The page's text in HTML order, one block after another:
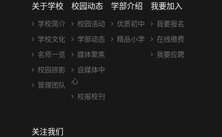
关于学校
学校简介
学校文化
名师一览
校园掠影
管理团队
校园动态
校园活动
学部动态
媒体聚焦
自媒体中
心
校报校刊
学部介绍
优质初中
精品小学
我要加入
我要报名
在线缴费
我要应聘
关注我们